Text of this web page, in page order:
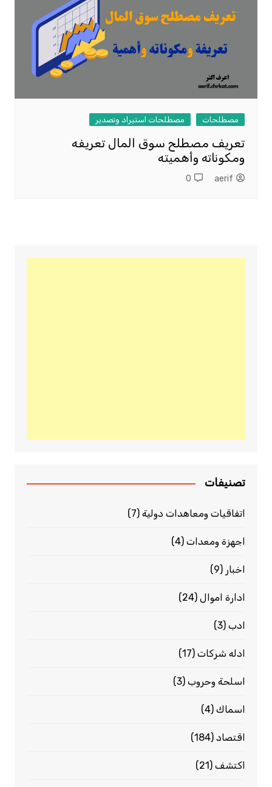
مصطلحات مصطلحات استيراد وتصدير
تعريف مصطلح سوق المال تعريفه
ومكوناته وأهميته
aerif
0
تصنيفات
اتفاقيات ومعاهدات دولية(7)
اجهزة ومعدات(4)
اخبار (9)
ادارة اموال(24)
ادب(3)
ادله شركات(17)
اسلحة وحروب(3)
اسماك(4)
اقتصاد(184)
اكتشف(21)